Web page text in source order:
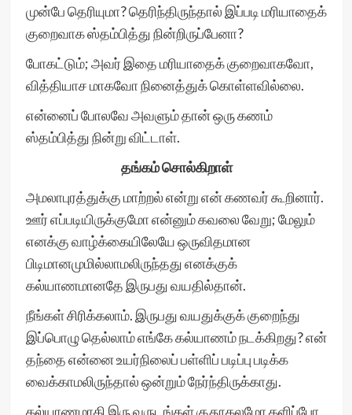
முன்பே தெரியுமா? தெரிந்திருந்தால் இப்படி மரியாதைக்
குறைவாக ஸ்தம்பித்து நின்றிருப்பேனா?
போகட்டும்; அவர் இதை மரியாதைக் குறைவாகவோ,
வித்தியாச மாகவோ நினைத்துக் கொள்ளவில்லை.
என்னைப் போலவே அவளும் தான் ஒரு கணம்
ஸ்தம்பித்து நின்று விட்டாள்.
தங்கம் சொல்கிறாள்
அமலாபுரத்துக்கு மாற்றல் என்று என் கணவர் கூறினார்.
ஊர் எப்படியிருக்குமோ என்னும் கவலை வேறு; மேலும்
எனக்கு வாழ்க்கையிலேயே ஒருவிதமான
பிடிமானமுமில்லாமலிருந்தது எனக்குக்
கல்யாணமானதே இருபது வயதில்தான்.
நீங்கள் சிரிக்கலாம். இருபது வயதுக்குக் குறைந்து
இப்பொழு தெல்லாம் எங்கே கல்யாணம் நடக்கிறது? என்
தந்தை என்னை உயர்நிலைப் பள்ளிப் படிப்பு படிக்க
வைக்காமலிருந்தால் ஒன்றும் நேர்ந்திருக்காது.
கல்யாணமாகி இரு வருடங்கள் குதூகலமோ களிப்போ